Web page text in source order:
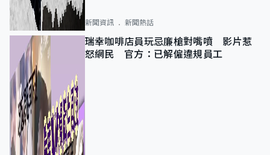
新聞資訊 新聞熱話
瑞幸咖啡店員玩忌廉槍對嘴噴 影片惹
怒網民 官方：已解僱違規員工